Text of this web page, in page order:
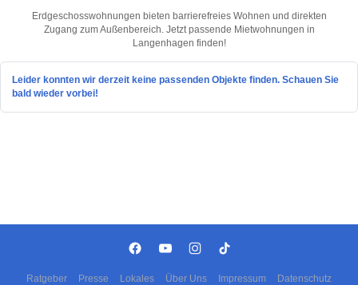
Erdgeschosswohnungen bieten barrierefreies Wohnen und direkten
Zugang zum Außenbereich. Jetzt passende Mietwohnungen in
Langenhagen finden!
Leider konnten wir derzeit keine passenden Objekte finden. Schauen Sie
bald wieder vorbei!
Ratgeber Presse Lokales Über Uns Impressum Datenschutz